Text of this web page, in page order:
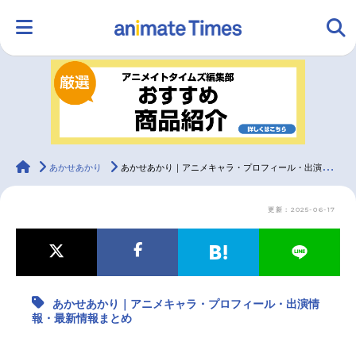
ランキング アニメ
ラジオ みんなの声
最新記事一覧
animateTimes
あかせあかり あかせあかり｜アニメキャラ・プロフィール・出演情報・最新情報まとめ
更新：2025-06-17
あかせあかり｜アニメキャラ・プロフィール・出演情
報・最新情報まとめ